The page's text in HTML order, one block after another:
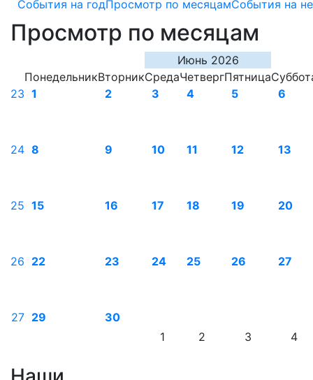
События на годПросмотр по месяцамСобытия на
Просмотр по месяцам
Июнь 2026
ПонедельникВторникСредаЧетвергПятница
23 1 2 3 4 5 6
24 8 9 10 11 12 13
25 15 16 17 18 19 20
26 22 23 24 25 26 27
27 29
30
1
2 3 4